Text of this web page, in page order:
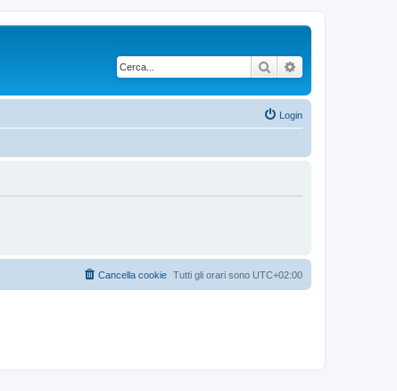
Cerca
Login
Tutti gli orari sono UTC+02:00
Cancella cookie